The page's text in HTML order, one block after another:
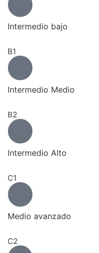
Intermedio bajo
B1
Intermedio Medio
B2
Intermedio Alto
C1
Medio avanzado
C2